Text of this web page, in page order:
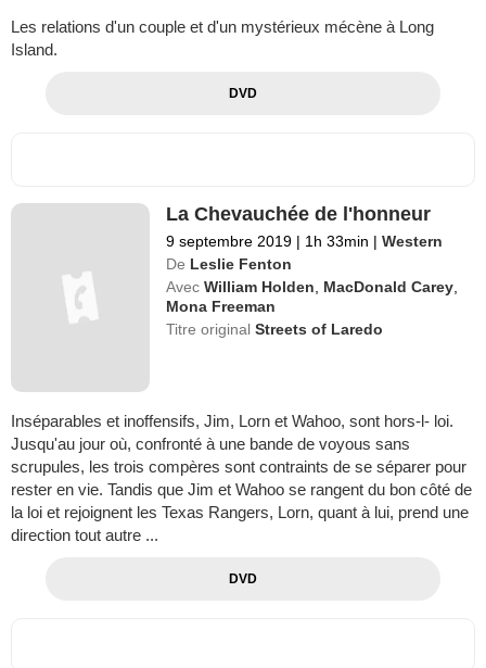
Les relations d'un couple et d'un mystérieux mécène à Long
Island.
DVD
La Chevauchée de l'honneur
9 septembre 2019 | 1h 33min | Western
De Leslie Fenton
Avec William Holden MacDonald Carey
Mona Freeman
Titre originalStreets of Laredo
Inséparables et inoffensifs, Jim, Lorn et Wahoo, sont hors-l- loi.
Jusqu'au jour où, confronté à une bande de voyous sans
scrupules, les trois compères sont contraints de se séparer pour
rester en vie. Tandis que Jim et Wahoo se rangent du bon côté de
la loi et rejoignent les Texas Rangers, Lorn, quant à lui, prend une
direction tout autre ...
DVD